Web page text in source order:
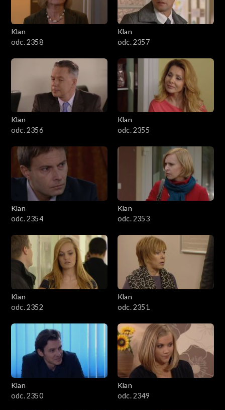
Klan
odc. 2358
Klan
odc. 2357
Klan
odc. 2356
Klan
odc. 2355
Klan
odc. 2354
Klan
odc. 2353
Klan
odc. 2352
Klan
odc. 2351
Klan
odc. 2350
Klan
odc. 2349